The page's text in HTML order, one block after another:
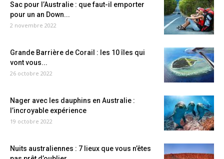
Sac pour l’Australie : que faut-il emporter
pour un an Down...
2 novembre 2022
Grande Barrière de Corail : les 10 îles qui
vont vous...
26 octobre 2022
Nager avec les dauphins en Australie :
l’incroyable expérience
19 octobre 2022
Nuits australiennes : 7 lieux que vous n’êtes